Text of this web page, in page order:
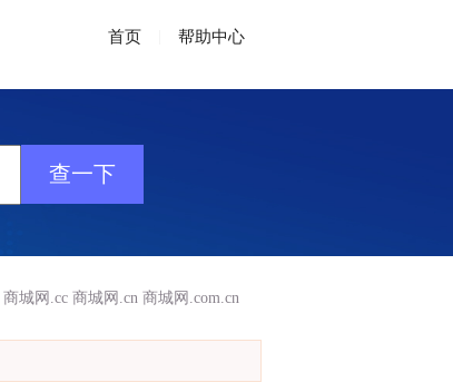
首页 帮助中心
商城网.cc 商城网.cn 商城网.com.cn